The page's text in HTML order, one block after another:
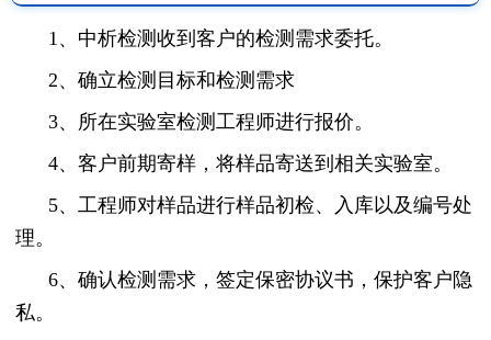
1、中析检测收到客户的检测需求委托。
2、确立检测目标和检测需求
3、所在实验室检测工程师进行报价。
4、客户前期寄样，将样品寄送到相关实验室。
5、工程师对样品进行样品初检、入库以及编号处
理。
6、确认检测需求，签定保密协议书，保护客户隐
私。